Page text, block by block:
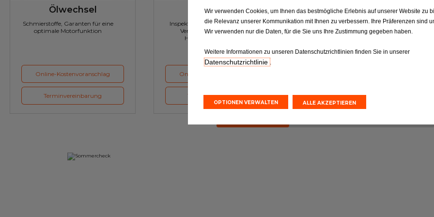
Ölwechsel
Schmierstoffe, Garanten für eine
optimale Motorfunktion
Online-Kostenvoranschlag
Terminvereinbarung
Inspektion
Inspektion und Austausch von
Verschleißteilen gemäß
Herstellervorgaben.
Online-Kostenvoranschlag
Terminvereinbarung
Reifen
Reifen: Die entscheidende
Verbindung, die nicht
Terminvereinbarung
Wir verwenden Cookies, um Ihnen das bestmögliche Erlebnis auf unserer Website zu
die Relevanz unserer Kommunikation mit Ihnen zu verbessern. Ihre Präferenzen sind
Wir verwenden nur die Daten, für die Sie uns Ihre Zustimmung gegeben haben.
Weitere Informationen zu unseren Datenschutzrichtlinien finden Sie in unserer
Datenschutzrichtlinie .
OPTIONEN VERWALTEN ALLE AKZEPTIEREN